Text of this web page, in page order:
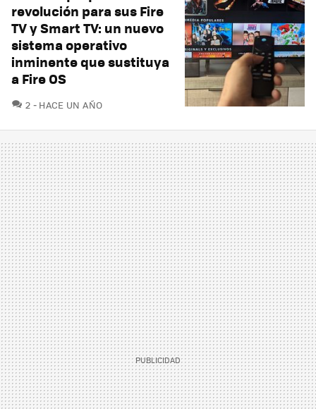
revolución para sus Fire
TV y Smart TV: un nuevo
sistema operativo
inminente que sustituya
a Fire OS
2 COMENTARIOS
HACE UN AÑO